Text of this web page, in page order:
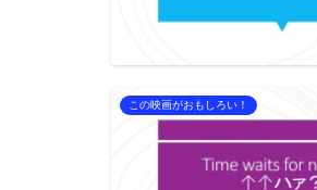
この映画がおもしろい！